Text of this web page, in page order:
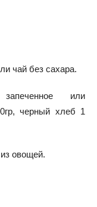
чай без сахара.
или
черный хлеб 1
овощей.